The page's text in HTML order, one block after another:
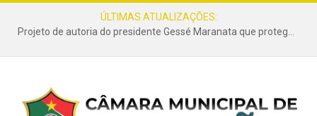
ÚLTIMAS ATUALIZAÇÕES:
Projeto de autoria do presidente Gessé Maranata que protege as estradas vicinais de Trairão é transformado em lei